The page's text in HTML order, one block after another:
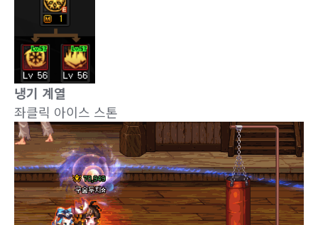
냉기 계열
좌클릭 아이스 스톤